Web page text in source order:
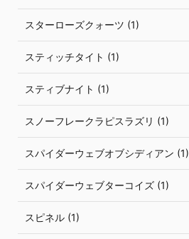
スターローズクォーツ (1)
スティッチタイト (1)
スティブナイト (1)
スノーフレークラピスラズリ (1)
スパイダーウェブオブシディアン (1)
スパイダーウェブターコイズ (1)
スピネル (1)